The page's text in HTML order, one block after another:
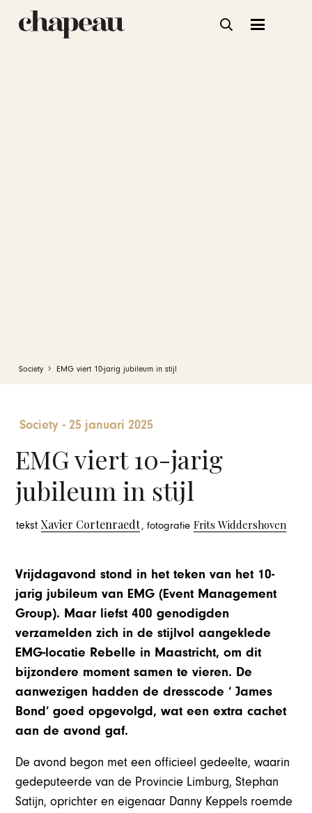
Society EMG viert 10-jarig jubileum in stijl
Society -25 januari 2025
EMG viert 10-jarig
jubileum in stijl
tekstXavier Cortenraedt, fotografieFrits Widdershoven
Vrijdagavond stond in het teken van het 10-
jarig jubileum van EMG (Event Management
Group). Maar liefst 400 genodigden
verzamelden zich in de stijlvol aangeklede
EMG-locatie Rebelle in Maastricht, om dit
bijzondere moment samen te vieren. De
aanwezigen hadden de dresscode ‘ James
Bond’ goed opgevolgd, wat een extra cachet
aan de avond gaf.
De avond begon met een officieel gedeelte, waarin
gedeputeerde van de Provincie Limburg, Stephan
Satijn, oprichter en eigenaar Danny Keppels roemde